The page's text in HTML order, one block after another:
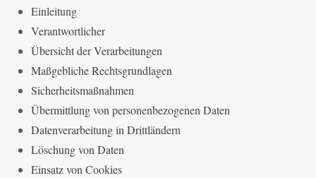
Einleitung
Verantwortlicher
Übersicht der Verarbeitungen
Maßgebliche Rechtsgrundlagen
Sicherheitsmaßnahmen
Übermittlung von personenbezogenen Daten
Datenverarbeitung in Drittländern
Löschung von Daten
Einsatz von Cookies